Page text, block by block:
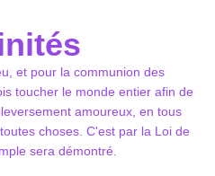
et pour la communion des
toucher le monde entier afin de
amoureux, en tous
choses. C'est par la Loi de
sera démontré.